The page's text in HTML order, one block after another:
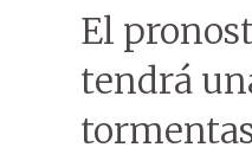
El
tendrá